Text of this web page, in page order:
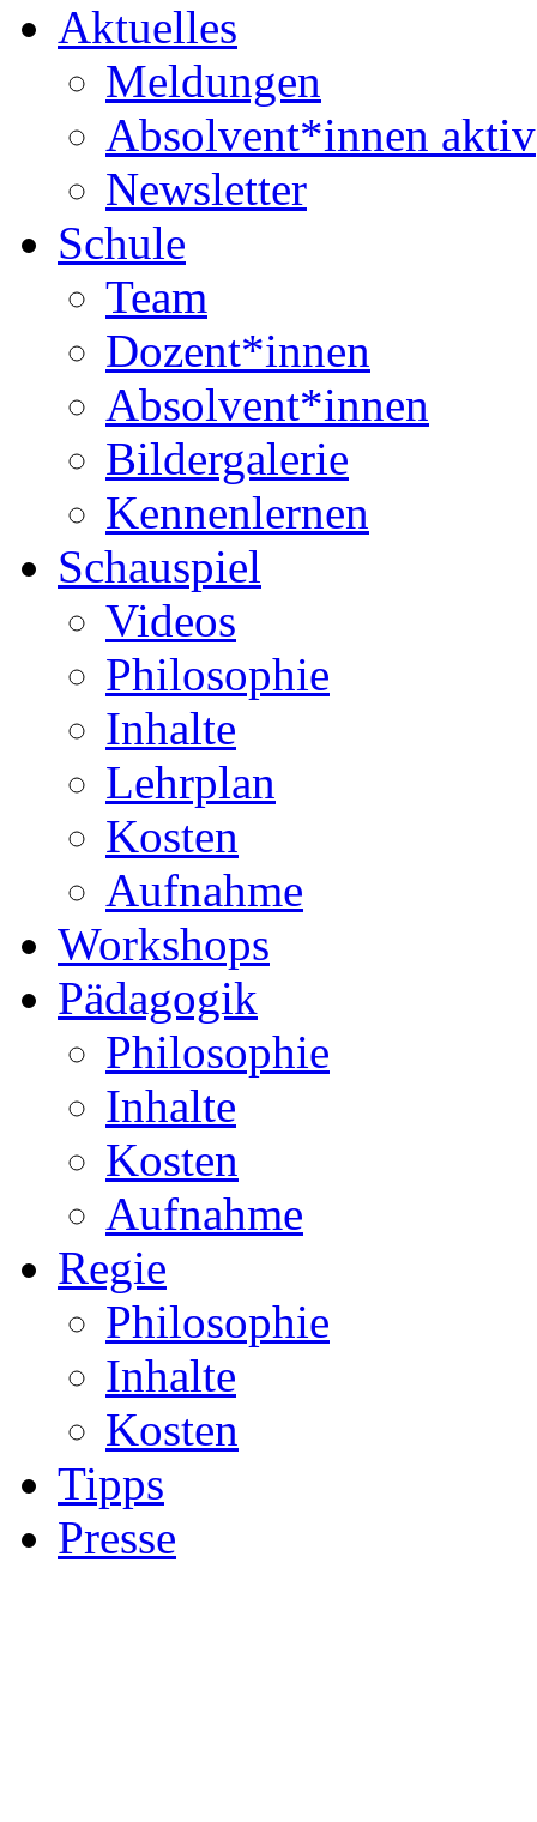
Aktuelles
Meldungen
Absolvent*innen aktiv
Newsletter
Schule
Team
Dozent*innen
Absolvent*innen
Bildergalerie
Kennenlernen
Schauspiel
Videos
Philosophie
Inhalte
Lehrplan
Kosten
Aufnahme
Workshops
Pädagogik
Philosophie
Inhalte
Kosten
Aufnahme
Regie
Philosophie
Inhalte
Kosten
Tipps
Presse